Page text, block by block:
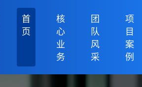
首
页
核
心
业
务
团
队
风
采
项
目
案
例